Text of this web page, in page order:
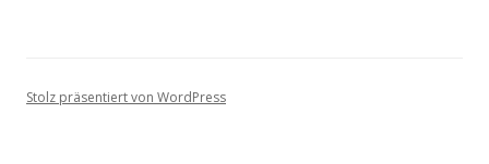
Stolz präsentiert von WordPress